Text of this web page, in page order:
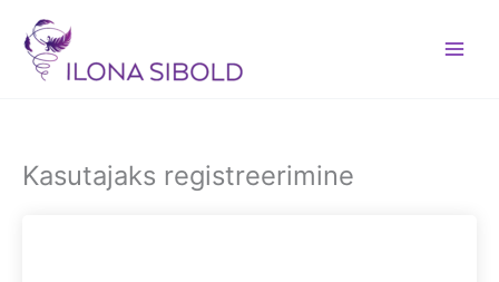
content
Kasutajaks registreerimine